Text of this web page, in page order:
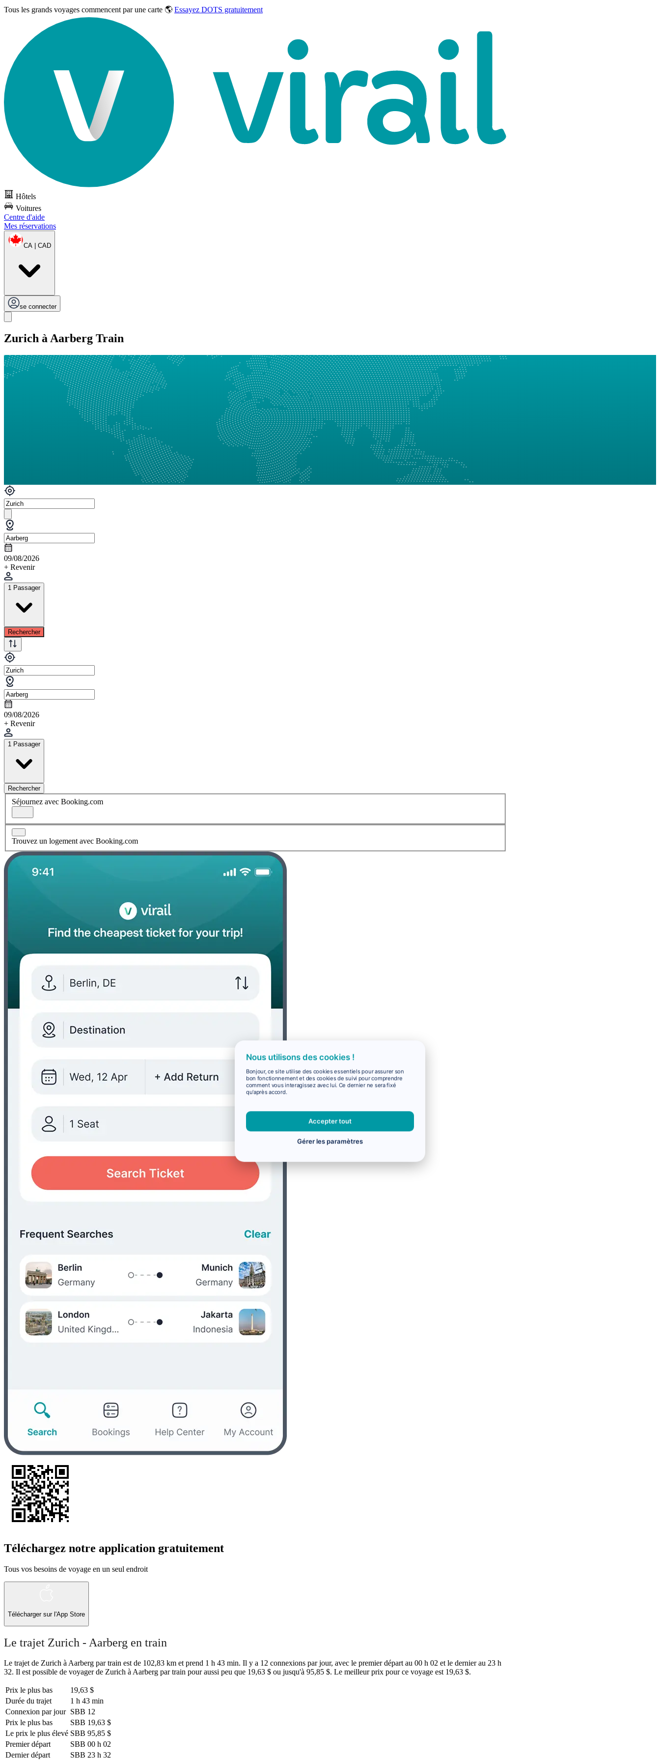
Tous les grands voyages commencent par une carte 🌎 Essayez DOTS gratuitement
Hôtels
Voitures
Centre d'aide
Mes réservations
CA | CAD
se connecter
Zurich à Aarberg Train
09/08/2026
+ Revenir
1 Passager
Rechercher
09/08/2026
+ Revenir
1 Passager
Rechercher
Séjournez avec Booking.com
Trouvez un logement avec Booking.com
Téléchargez notre application gratuitement
Tous vos besoins de voyage en un seul endroit
Télécharger sur l'App Store
Le trajet Zurich - Aarberg en train
Le trajet de Zurich à Aarberg par train est de 102,83 km et prend 1 h 43 min. Il y a 12 connexions par jour, avec le premier départ au 00 h 02 et le dernier au 23 h
32. Il est possible de voyager de Zurich à Aarberg par train pour aussi peu que 19,63 $ ou jusqu'à 95,85 $. Le meilleur prix pour ce voyage est 19,63 $.
Prix ​​le plus bas
19,63 $
Durée du trajet
1 h 43 min
Connexion par jour SBB 12
Prix ​​le plus bas
SBB 19,63 $
Le prix le plus élevé SBB 95,85 $
Premier départ
SBB 00 h 02
Dernier départ
SBB 23 h 32
Nous utilisons des cookies !
Bonjour, ce site utilise des cookies essentiels pour assurer son
bon fonctionnement et des cookies de suivi pour comprendre
comment vous interagissez avec lui. Ce dernier ne sera fixé
qu'après accord.
Accepter tout
Gérer les paramètres